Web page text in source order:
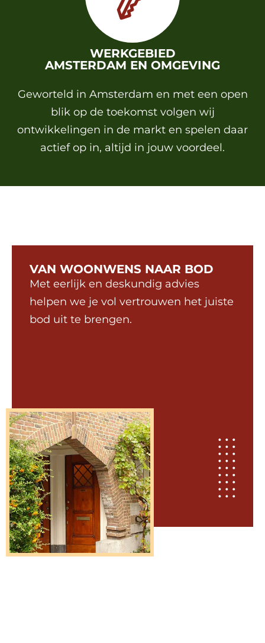
WERKGEBIED
AMSTERDAM EN OMGEVING
Geworteld in Amsterdam en met een open
blik op de toekomst volgen wij
ontwikkelingen in de markt en spelen daar
actief op in, altijd in jouw voordeel.
VAN WOONWENS NAAR BOD
Met eerlijk en deskundig advies
helpen we je vol vertrouwen het juiste
bod uit te brengen.